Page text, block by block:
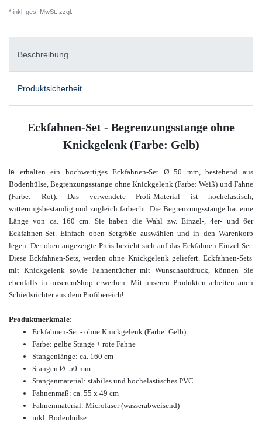
* inkl. ges. MwSt. zzgl.
Beschreibung
Produktsicherheit
Eckfahnen-Set - Begrenzungsstange ohne
Knickgelenk (Farbe: Gelb)
ie erhalten ein hochwertiges Eckfahnen-Set Ø 50 mm, bestehend aus
Bodenhülse, Begrenzungsstange ohne Knickgelenk (Farbe: Weiß) und Fahne
(Farbe: Rot). Das verwendete Profi-Material ist hochelastisch,
witterungsbeständig und zugleich farbecht. Die Begrenzungsstange hat eine
Länge von ca. 160 cm. Sie haben die Wahl zw. Einzel-, 4er- und 6er
Eckfahnen-Set.Einfach obenSetgröße auswählen und in den Warenkorb
legen. Der oben angezeigte Preis bezieht sich auf das Eckfahnen-Einzel-Set.
Diese Eckfahnen-Sets, werden ohne Knickgelenk geliefert. Eckfahnen-Sets
mit Knickgelenk sowie Fahnentücher mit Wunschaufdruck, können Sie
ebenfalls in unseremShop erwerben. Mit unseren Produkten arbeiten auch
Schiedsrichter aus dem Profibereich!
Produktmerkmale:
Eckfahnen-Set - ohne Knickgelenk (Farbe: Gelb)
Farbe: gelbe Stange + rote Fahne
Stangenlänge: ca. 160 cm
Stangen Ø: 50 mm
Stangenmaterial: stabiles und hochelastisches PVC
Fahnenmaß: ca. 55 x 49 cm
Fahnenmaterial: Microfaser (wasserabweisend)
inkl. Bodenhülse